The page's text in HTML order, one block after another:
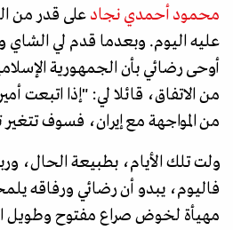
محمود أحمدي نجاد على قدر من
عليه اليوم. وبعدما قدم لي الشاي
أوحى رضائي بأن الجمهورية
من الاتفاق، قائلا لي: "إذا اتبعت
من المواجهة مع إيران، فسوف
ولت تلك الأيام، بطبيعة الحال،
فاليوم، يبدو أن رضائي ورفاقه
مهيأة لخوض صراع مفتوح وطويل